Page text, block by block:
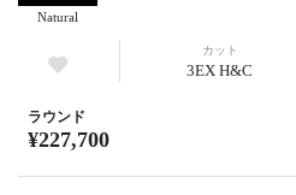
Natural
カット
3EX H&C
ラウンド
¥227,700